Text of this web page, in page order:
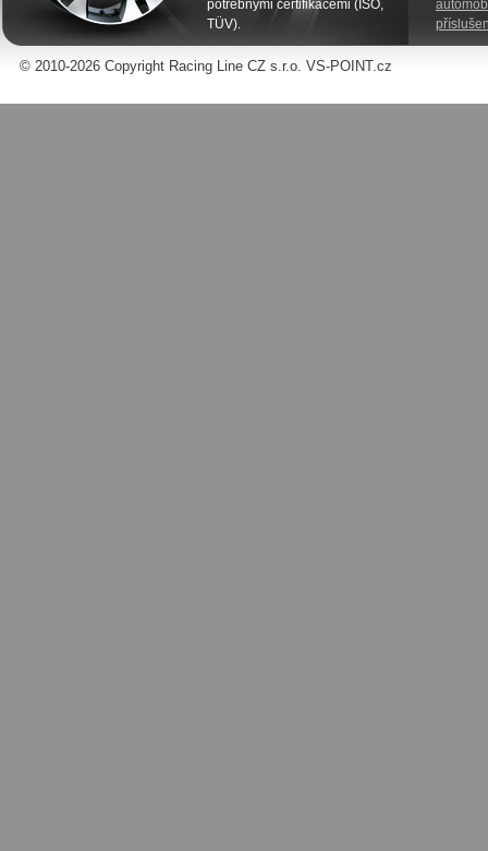
potřebnými certifikacemi (ISO,
TÜV).
© 2010-2026 Copyright Racing Line CZ s.r.o. VS-POINT.cz